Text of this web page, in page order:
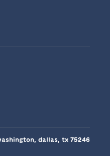
dallas, tx 75246